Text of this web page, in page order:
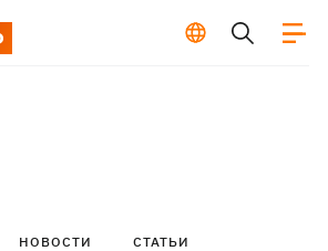
НОВОСТИ СТАТЬИ